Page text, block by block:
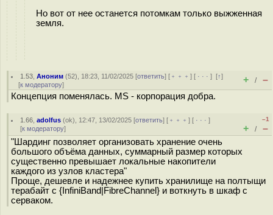
Но вот от нее останется потомкам только выжженная
земля.
1.53 ,Аноним (52), 18:23, 11/02/2025 [ответить] [ ﹢﹢﹢] [ · · ·][↑]
[к модератору] + / –
Концепция поменялась. MS - корпорация добра.
1.66 ,adolfus (ok), 12:47, 13/02/2025 [ответить] [ ﹢﹢﹢] [ · · ·]
[к модератору]
–1
+ / –
"Шардинг позволяет организовать хранение очень
большого объёма данных, суммарный размер которых
существенно превышает локальные накопители
каждого из узлов кластера"
Проще, дешевле и надежнее купить хранилище на полтыщи
терабайт с {InfiniBand|FibreChannel} и воткнуть в шкаф с
серваком.